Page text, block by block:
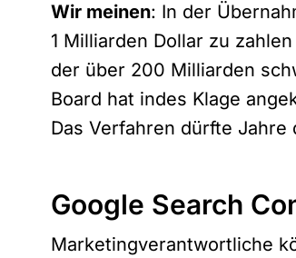
Wir meinen: In der
1 Milliarden Dollar zu
der über 200 Milliarden
Board hat indes Klage
Das Verfahren dürfte Jahre
Google Search
Marketingverantwortliche